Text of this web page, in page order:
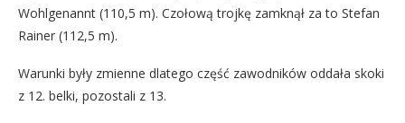
Wohlgenannt (110,5 m). Czołową trojkę zamknął za to Stefan
Rainer (112,5 m).
Warunki były zmienne dlatego część zawodników oddała skoki
z 12. belki, pozostali z 13.